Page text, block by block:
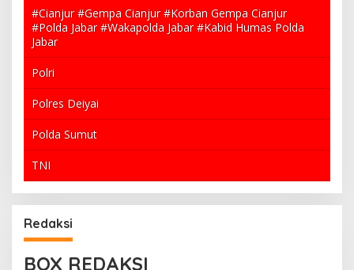
#Cianjur #Gempa Cianjur #Korban Gempa Cianjur
#Polda Jabar #Wakapolda Jabar #Kabid Humas Polda
Jabar
Polri
Polres Deiyai
Polda Sumut
TNI
Redaksi
BOX REDAKSI